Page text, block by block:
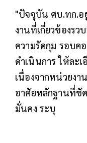
"ปัจจุบัน ศบ.ทก.อ
งานที่เกี่ยวข้องรว
ความรัดกุม รอบค
ดำเนินการ ให้ละ
เนื่องจากหน่วยงา
อาศัยหลักฐานที่ชั
มั่นคง ระบุ